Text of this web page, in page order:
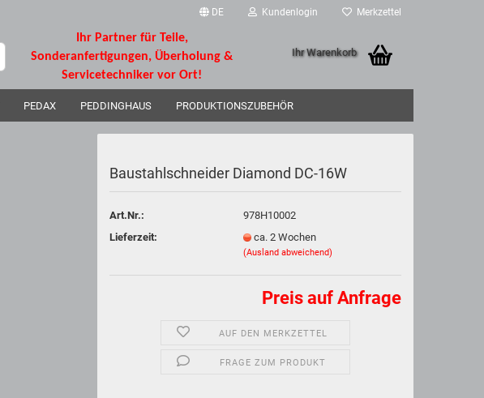
DE
Sprache auswählen
Lieferland
Kundenlogin
Konto erstellen
Merkzettel
Ihr Partner für Teile,
Sonderanfertigungen, Überholung &
Servicetechniker vor Ort!
Ihr Warenkorb
PEDAX PEDDINGHAUS PRODUKTIONSZUBEHÖR
Baustahlschneider Diamond DC-16W
Art.Nr.:
978H10002
Lieferzeit:
ca. 2 Wochen
(Ausland abweichend)
Preis auf Anfrage
AUF DEN MERKZETTEL
FRAGE ZUM PRODUKT